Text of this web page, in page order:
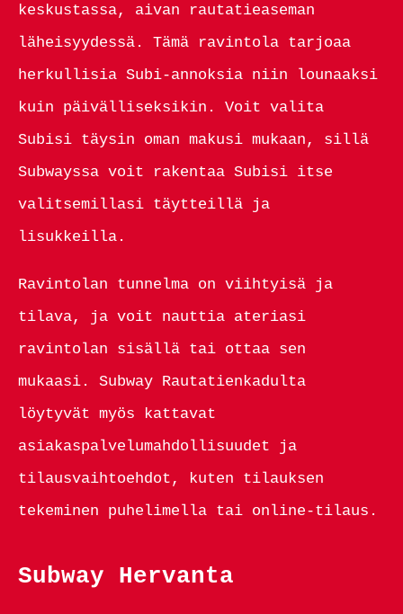
keskustassa, aivan rautatieaseman
läheisyydessä. Tämä ravintola tarjoaa
herkullisia Subi-annoksia niin lounaaksi
kuin päivälliseksikin. Voit valita
Subisi täysin oman makusi mukaan, sillä
Subwayssa voit rakentaa Subisi itse
valitsemillasi täytteillä ja
lisukkeilla.
Ravintolan tunnelma on viihtyisä ja
tilava, ja voit nauttia ateriasi
ravintolan sisällä tai ottaa sen
mukaasi. Subway Rautatienkadulta
löytyvät myös kattavat
asiakaspalvelumahdollisuudet ja
tilausvaihtoehdot, kuten tilauksen
tekeminen puhelimella tai online-tilaus.
Subway Hervanta